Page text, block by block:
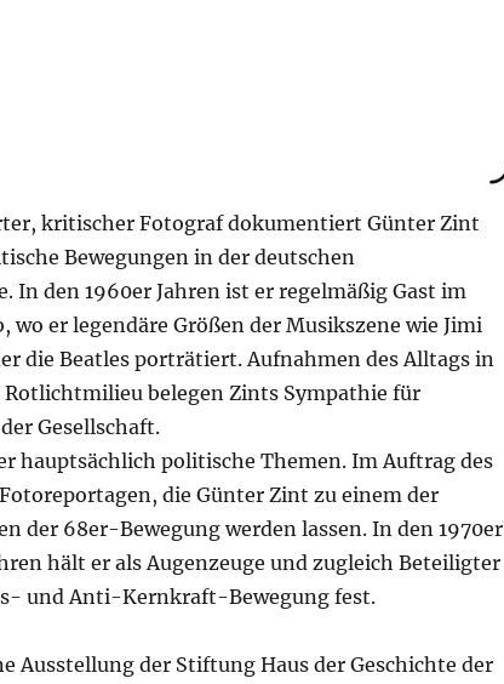
kritischer Fotograf dokumentiert Günter Zint
Bewegungen in der deutschen
In den 1960er Jahren ist er regelmäßig Gast im
wo er legendäre Größen der Musikszene wie Jimi
die Beatles porträtiert. Aufnahmen des Alltags in
Rotlichtmilieu belegen Zints Sympathie für
Gesellschaft.
hauptsächlich politische Themen. Im Auftrag des
die Günter Zint zu einem der
der 68er-Bewegung werden lassen. In den 1970er
hält er als Augenzeuge und zugleich Beteiligter
und Anti-Kernkraft-Bewegung fest.
Ausstellung der Stiftung Haus der Geschichte der